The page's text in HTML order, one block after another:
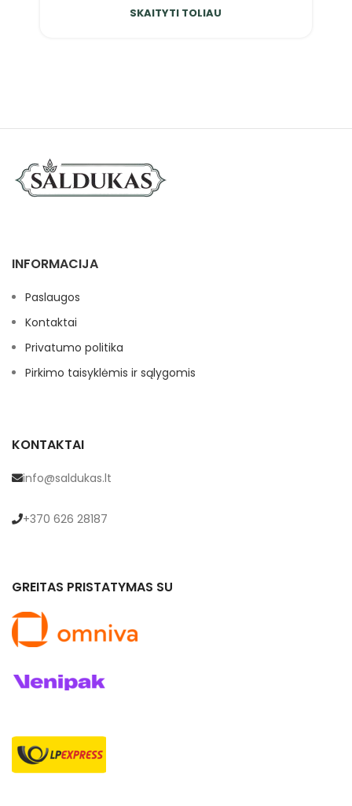
SKAITYTI TOLIAU
INFORMACIJA
Paslaugos
Kontaktai
Privatumo politika
Pirkimo taisyklėmis ir sąlygomis
KONTAKTAI
info@saldukas.lt
+370 626 28187
GREITAS PRISTATYMAS SU